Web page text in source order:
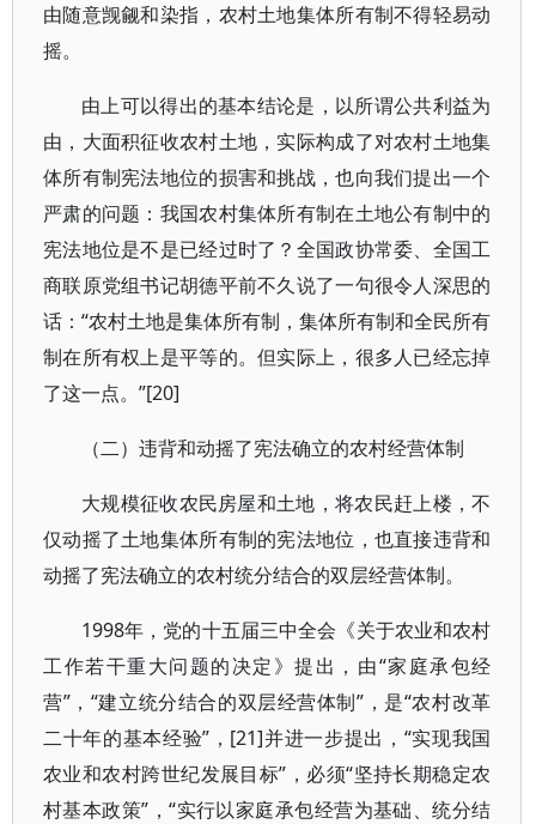
由随意觊觎和染指，农村土地集体所有制不得轻易动
摇。
由上可以得出的基本结论是，以所谓公共利益为
由，大面积征收农村土地，实际构成了对农村土地集
体所有制宪法地位的损害和挑战，也向我们提出一个
严肃的问题：我国农村集体所有制在土地公有制中的
宪法地位是不是已经过时了？全国政协常委、全国工
商联原党组书记胡德平前不久说了一句很令人深思的
话：“农村土地是集体所有制，集体所有制和全民所有
制在所有权上是平等的。但实际上，很多人已经忘掉
了这一点。”[20]
（二）违背和动摇了宪法确立的农村经营体制
大规模征收农民房屋和土地，将农民赶上楼，不
仅动摇了土地集体所有制的宪法地位，也直接违背和
动摇了宪法确立的农村统分结合的双层经营体制。
1998年，党的十五届三中全会《关于农业和农村
工作若干重大问题的决定》提出，由“家庭承包经
营”，“建立统分结合的双层经营体制”，是“农村改革
二十年的基本经验”，[21]并进一步提出，“实现我国
农业和农村跨世纪发展目标”，必须“坚持长期稳定农
村基本政策”，“实行以家庭承包经营为基础、统分结